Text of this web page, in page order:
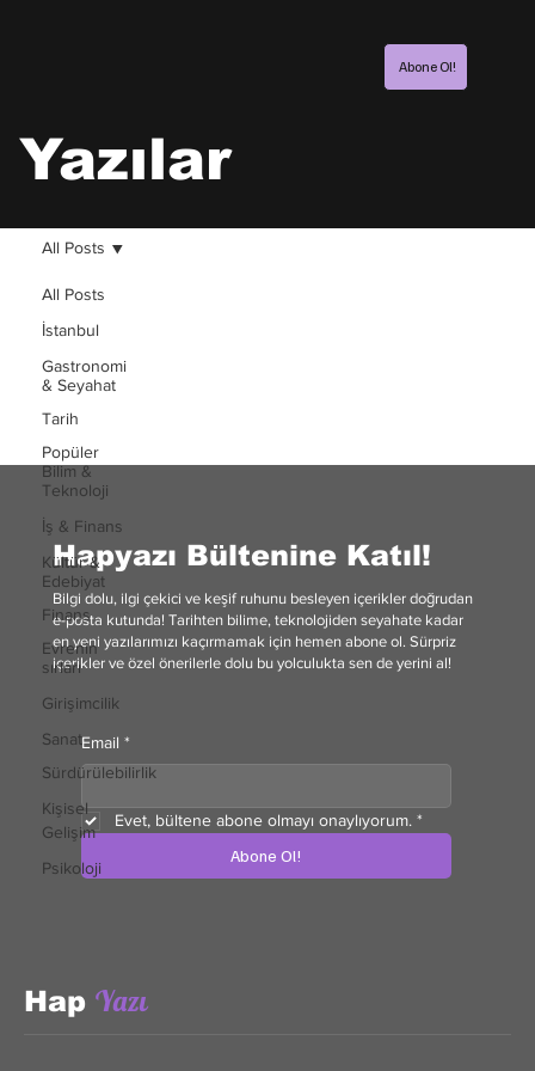
Abone Ol!
Yazılar
All Posts
İstanbul
Gastronomi
& Seyahat
Tarih
Popüler
Bilim &
Teknoloji
İş & Finans
Kültür &
Edebiyat
Finans
Evrenin
sırları
Girişimcilik
Sanat
Sürdürülebilirlik
Kişisel
Gelişim
Psikoloji
All Posts
Hapyazı Bültenine Katıl!
Email *
Evet, bültene abone olmayı onaylıyorum. *
Abone Ol!
Bilgi dolu, ilgi çekici ve keşif ruhunu besleyen içerikler doğrudan
e-posta kutunda! Tarihten bilime, teknolojiden seyahate kadar
en yeni yazılarımızı kaçırmamak için hemen abone ol. Sürpriz
içerikler ve özel önerilerle dolu bu yolculukta sen de yerini al!
Hap Yazı